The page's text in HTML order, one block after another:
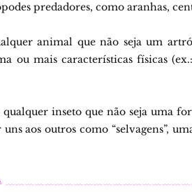
predadores, como aranhas,
animal que não seja um
ou mais características físicas
inseto que não seja uma
aos outros como “selvagens”,